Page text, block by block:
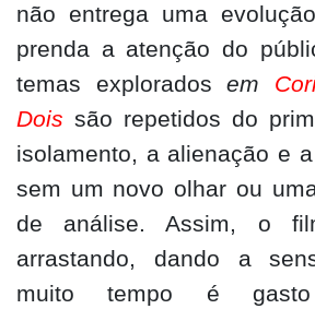
não entrega uma
prenda a atenção do
temas exploradosem
Dois são repetidos do
isolamento, a alienação e
sem um novo olhar ou
de análise. Assim, o
arrastando, dando a
muito tempo é